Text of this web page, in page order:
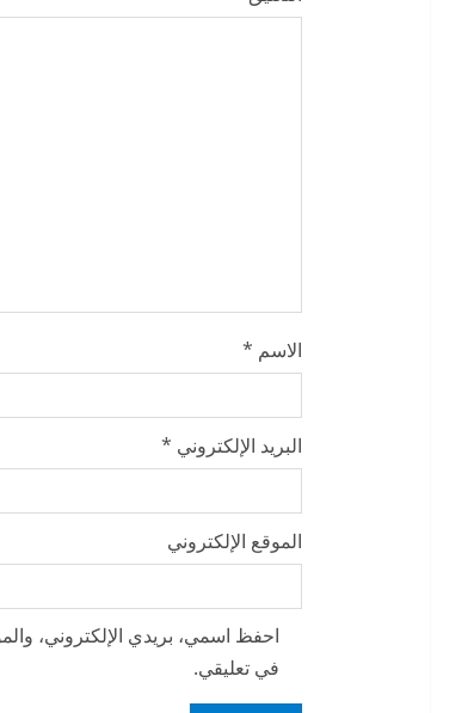
a
الاسم *
البريد الإلكتروني *
الموقع الإلكتروني
احفظ اسمي، بريدي الإلكتروني،
في تعليقي.